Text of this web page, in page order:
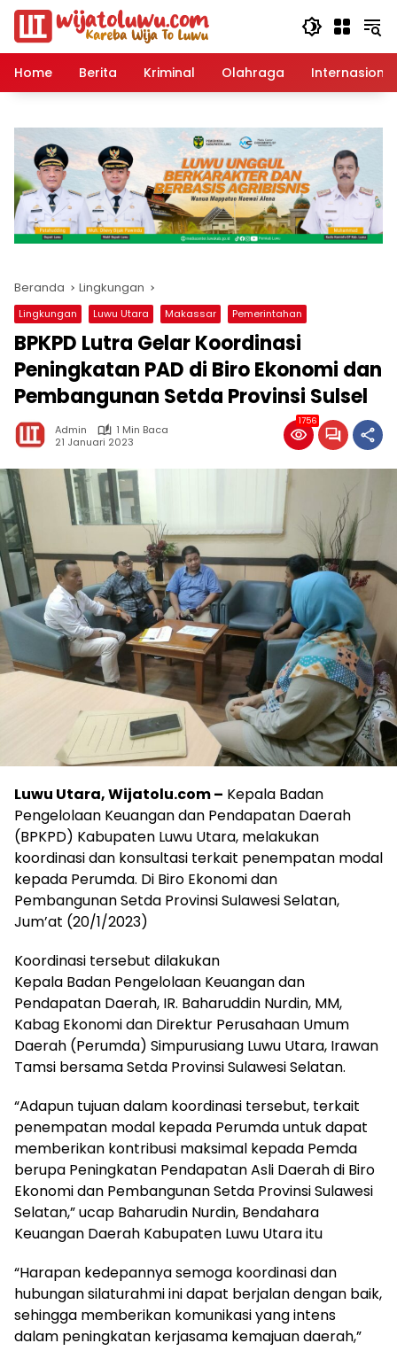
Langsung
konten
Home
Berita Kriminal Olahraga Internasional
Beranda Lingkungan
Lingkungan Luwu Utara Makassar Pemerintahan
BPKPD Lutra Gelar Koordinasi
Peningkatan PAD di Biro Ekonomi dan
Pembangunan Setda Provinsi Sulsel
Admin
1 Min Baca
21 Januari 2023
1756
Luwu Utara, Wijatolu.com – Kepala Badan
Pengelolaan Keuangan dan Pendapatan Daerah
(BPKPD) Kabupaten Luwu Utara, melakukan
koordinasi dan konsultasi terkait penempatan modal
kepada Perumda. Di Biro Ekonomi dan
Pembangunan Setda Provinsi Sulawesi Selatan,
Jum’at (20/1/2023)
Koordinasi tersebut dilakukan
Kepala Badan Pengelolaan Keuangan dan
Pendapatan Daerah, IR. Baharuddin Nurdin, MM,
Kabag Ekonomi dan Direktur Perusahaan Umum
Daerah (Perumda) Simpurusiang Luwu Utara, Irawan
Tamsi bersama Setda Provinsi Sulawesi Selatan.
“Adapun tujuan dalam koordinasi tersebut, terkait
penempatan modal kepada Perumda untuk dapat
memberikan kontribusi maksimal kepada Pemda
berupa Peningkatan Pendapatan Asli Daerah di Biro
Ekonomi dan Pembangunan Setda Provinsi Sulawesi
Selatan,” ucap Baharudin Nurdin, Bendahara
Keuangan Daerah Kabupaten Luwu Utara itu
“Harapan kedepannya semoga koordinasi dan
hubungan silaturahmi ini dapat berjalan dengan baik,
sehingga memberikan komunikasi yang intens
dalam peningkatan kerjasama kemajuan daerah,”